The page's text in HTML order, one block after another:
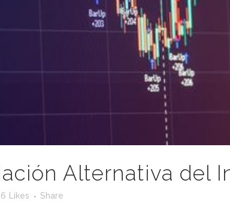
Alternativa del
Likes Share